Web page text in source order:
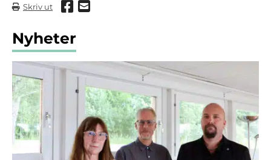
Skriv ut Dela via Facebook
Dela via mail
Nyheter